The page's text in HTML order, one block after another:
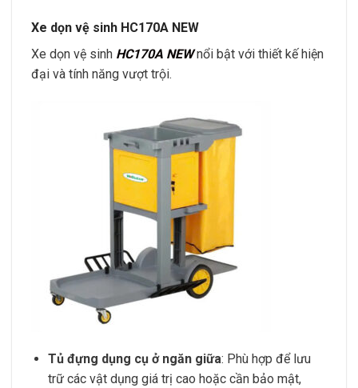
Xe dọn vệ sinh HC170A NEW
Xe dọn vệ sinh HC170A NEWnổi bật với thiết kế hiện
đại và tính năng vượt trội.
Tủ đựng dụng cụ ở ngăn giữa: Phù hợp để lưu
trữ các vật dụng giá trị cao hoặc cần bảo mật,